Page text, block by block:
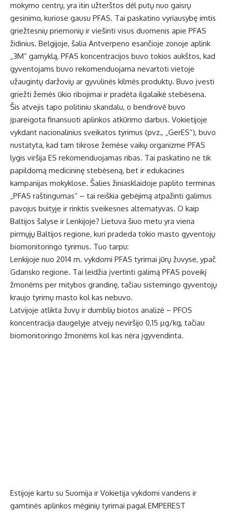
mokymo centrų, yra itin užterštos dėl putų nuo gaisrų
gesinimo, kuriose gausu PFAS. Tai paskatino vyriausybę imtis
griežtesnių priemonių ir viešinti visus duomenis apie PFAS
židinius. Belgijoje, šalia Antverpeno esančioje zonoje aplink
„3M“ gamyklą, PFAS koncentracijos buvo tokios aukštos, kad
gyventojams buvo rekomenduojama nevartoti vietoje
užaugintų daržovių ar gyvulinės kilmės produktų. Buvo įvesti
griežti žemės ūkio ribojimai ir pradėta ilgalaikė stebėsena.
Šis atvejis tapo politiniu skandalu, o bendrovė buvo
įpareigota finansuoti aplinkos atkūrimo darbus. Vokietijoje
vykdant nacionalinius sveikatos tyrimus (pvz., „GerES“), buvo
nustatyta, kad tam tikrose žemėse vaikų organizme PFAS
lygis viršija ES rekomenduojamas ribas. Tai paskatino ne tik
papildomą medicininę stebėseną, bet ir edukacines
kampanijas mokyklose. Šalies žiniasklaidoje paplito terminas
„PFAS raštingumas“ – tai reiškia gebėjimą atpažinti galimus
pavojus buityje ir rinktis sveikesnes alternatyvas. O kaip
Baltijos šalyse ir Lenkijoje? Lietuva šiuo metu yra viena
pirmųjų Baltijos regione, kuri pradeda tokio masto gyventojų
biomonitoringo tyrimus. Tuo tarpu:
Lenkijoje nuo 2014 m. vykdomi PFAS tyrimai jūrų žuvyse, ypač
Gdansko regione. Tai leidžia įvertinti galimą PFAS poveikį
žmonėms per mitybos grandinę, tačiau sistemingo gyventojų
kraujo tyrimų masto kol kas nebuvo.
Latvijoje atlikta žuvų ir dumblių biotos analizė – PFOS
koncentracija daugelyje atvejų neviršijo 0,15 µg/kg, tačiau
biomonitoringo žmonėms kol kas nėra įgyvendinta.
Estijoje kartu su Suomija ir Vokietija vykdomi vandens ir
gamtinės aplinkos mėginių tyrimai pagal EMPEREST